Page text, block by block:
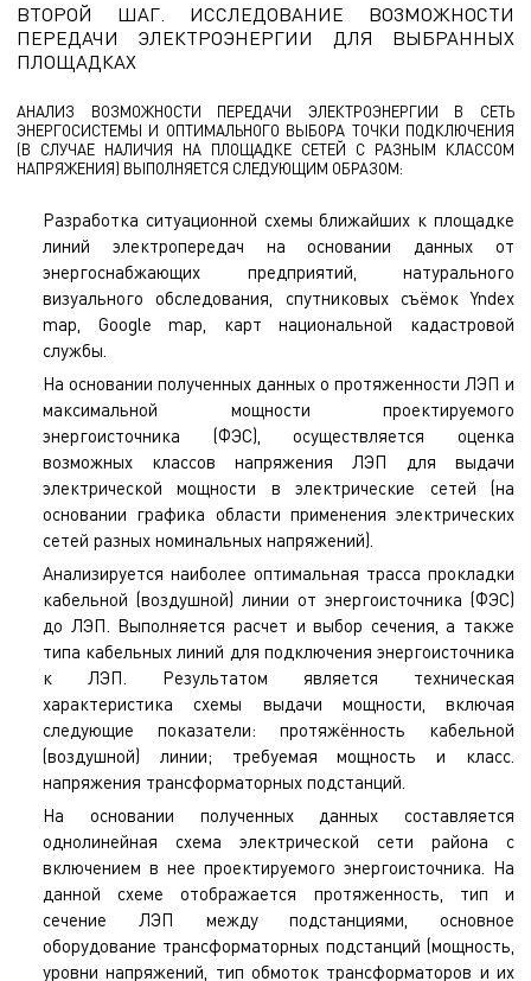
ВТОРОЙ ШАГ. ИССЛЕДОВАНИЕ ВОЗМОЖНОСТИ
ПЕРЕДАЧИ ЭЛЕКТРОЭНЕРГИИ ДЛЯ ВЫБРАННЫХ
ПЛОЩАДКАХ
АНАЛИЗ ВОЗМОЖНОСТИ ПЕРЕДАЧИ ЭЛЕКТРОЭНЕРГИИ В СЕТЬ
ЭНЕРГОСИСТЕМЫ И ОПТИМАЛЬНОГО ВЫБОРА ТОЧКИ ПОДКЛЮЧЕНИЯ
(В СЛУЧАЕ НАЛИЧИЯ НА ПЛОЩАДКЕ СЕТЕЙ С РАЗНЫМ КЛАССОМ
НАПРЯЖЕНИЯ) ВЫПОЛНЯЕТСЯ СЛЕДУЮЩИМ ОБРАЗОМ:
Разработка ситуационной схемы ближайших к площадке
линий электропередач на основании данных от
энергоснабжающих предприятий, натурального
визуального обследования, спутниковых съёмок Yndex
map, Google map, карт национальной кадастровой
службы.
На основании полученных данных о протяженности ЛЭП и
максимальной мощности проектируемого
энергоисточника (ФЭС), осуществляется оценка
возможных классов напряжения ЛЭП для выдачи
электрической мощности в электрические сетей (на
основании графика области применения электрических
сетей разных номинальных напряжений).
Анализируется наиболее оптимальная трасса прокладки
кабельной (воздушной) линии от энергоисточника (ФЭС)
до ЛЭП. Выполняется расчет и выбор сечения, а также
типа кабельных линий для подключения энергоисточника
к ЛЭП. Результатом является техническая
характеристика схемы выдачи мощности, включая
следующие показатели: протяжённость кабельной
(воздушной) линии; требуемая мощность и класс.
напряжения трансформаторных подстанций.
На основании полученных данных составляется
однолинейная схема электрической сети района с
включением в нее проектируемого энергоисточника. На
данной схеме отображается протяженность, тип и
сечение ЛЭП между подстанциями, основное
оборудование трансформаторных подстанций (мощность,
уровни напряжений, тип обмоток трансформаторов и их